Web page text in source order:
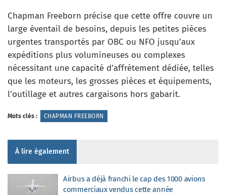
Chapman Freeborn précise que cette offre couvre un
large éventail de besoins, depuis les petites pièces
urgentes transportés par OBC ou NFO jusqu’aux
expéditions plus volumineuses ou complexes
nécessitant une capacité d’affrètement dédiée, telles
que les moteurs, les grosses pièces et équipements,
l’outillage et autres cargaisons hors gabarit.
Mots clés : CHAPMAN FREEBORN
À lire également
Airbus a déjà franchi le cap des 1000 avions
commerciaux vendus cette année